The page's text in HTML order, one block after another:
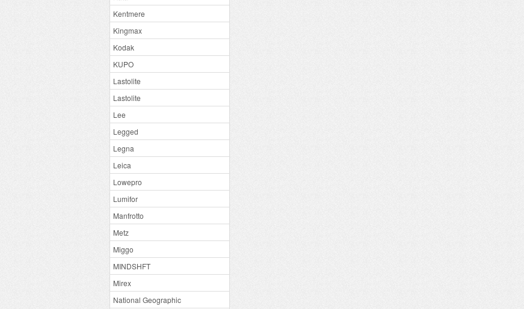
Kentmere
Kingmax
Kodak
KUPO
Lastolite
Lastolite
Lee
Legged
Legna
Leica
Lowepro
Lumifor
Manfrotto
Metz
Miggo
MINDSHFT
Mirex
National Geographic